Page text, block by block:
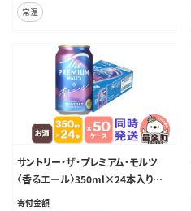
常温
サントリー・ザ・プレミアム・モルツ
〈香るエール〉350ml×24本入り×5
0ケース（同時発送） [お酒 ビール 缶
寄付金額